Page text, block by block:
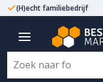
(H)echt familiebedrijf